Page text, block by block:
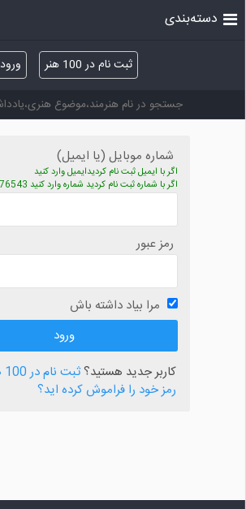
ثبت نام در 100 هنر ورود
دسته‌بندی
شماره موبایل (یا ایمیل)
اگر با ایمیل ثبت نام کردیدایمیل وارد کنید
اگر با شماره ثبت نام کردید شماره وارد کنید 9129876543
رمز عبور
مرا بیاد داشته باش
کاربر جدید هستید؟ثبت نام در 100 هنر
رمز خود را فراموش کرده اید؟